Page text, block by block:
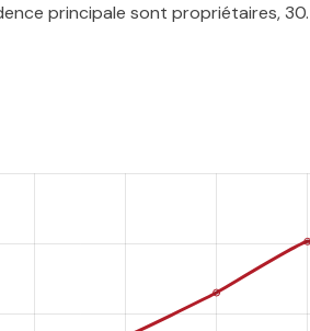
principale sont propriétaires,